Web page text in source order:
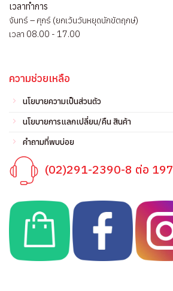
เวลาทำการ
จันทร์ – ศุกร์ (ยกเว้นวันหยุดนักขัตฤกษ์)
เวลา 08.00 - 17.00
ความช่วยเหลือ
นโยบายความเป็นส่วนตัว
นโยบายการแลกเปลี่ยน/คืน สินค้า
คำถามที่พบบ่อย
(02)291-2390-8 ต่อ 197